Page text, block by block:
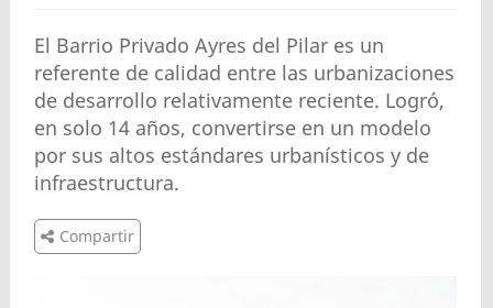
El Barrio Privado Ayres del Pilar es un
referente de calidad entre las urbanizaciones
de desarrollo relativamente reciente. Logró,
en solo 14 años, convertirse en un modelo
por sus altos estándares urbanísticos y de
infraestructura.
Compartir